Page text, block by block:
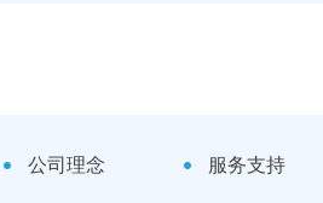
公司理念 服务支持